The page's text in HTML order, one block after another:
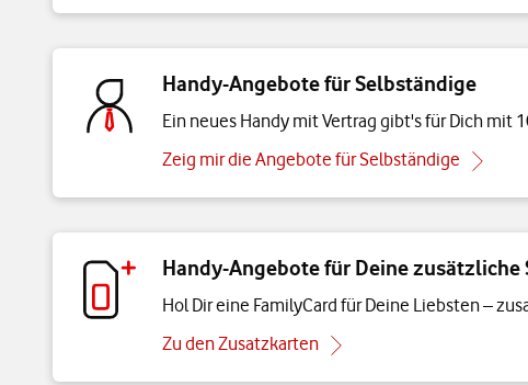
Handy-Angebote für Selbständige
Ein neues Handy mit Vertrag gibt's für Dich mit
Zeig mir die Angebote für Selbständige
Handy-Angebote für Deine zusätzliche
Hol Dir eine FamilyCard für Deine Liebsten –
Zu den Zusatzkarten